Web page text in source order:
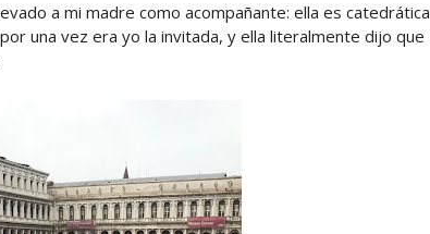
a mi madre como acompañante: ella es catedrática
una vez era yo la invitada, y ella literalmente dijo que